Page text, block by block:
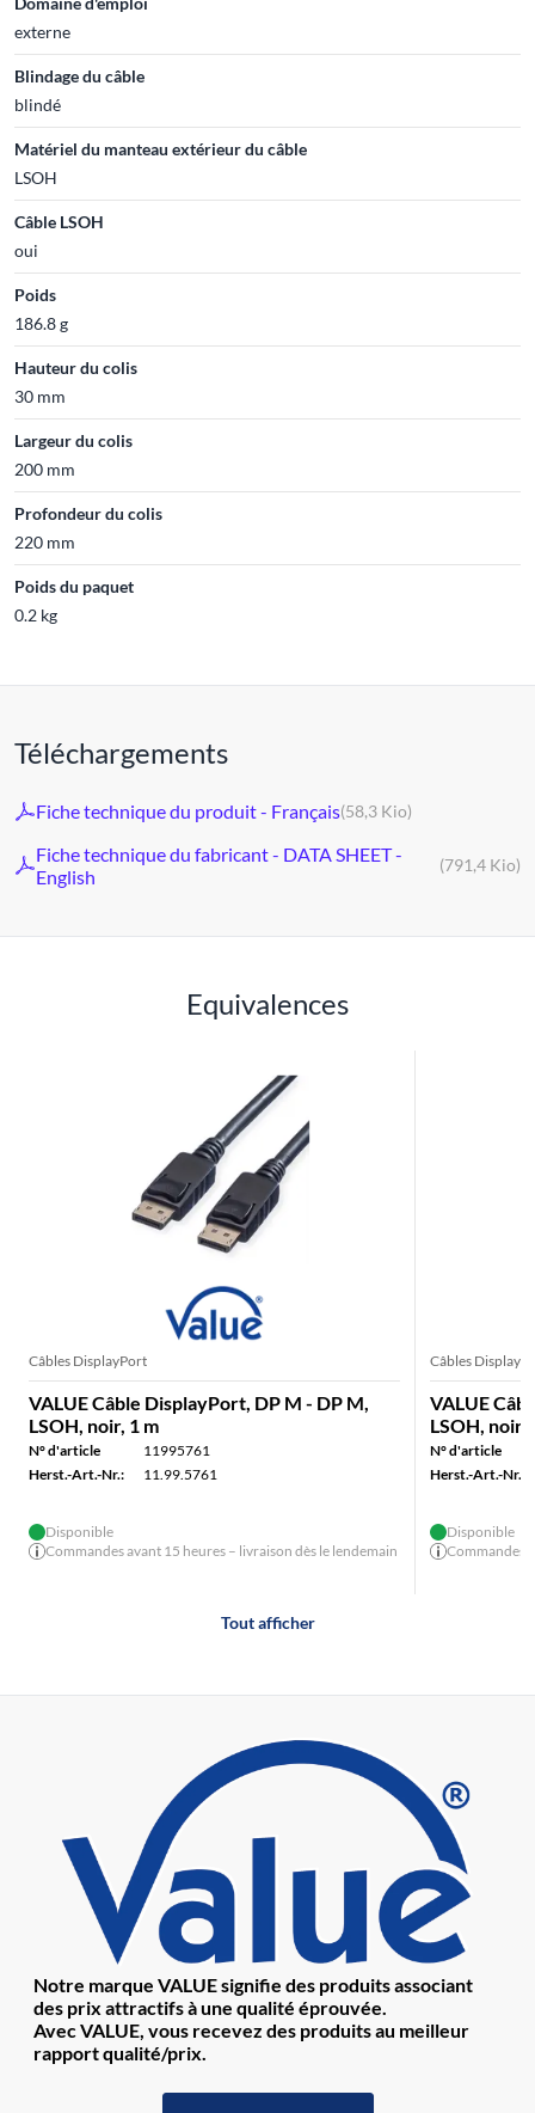
externe
Blindage du câble
blindé
Matériel du manteau extérieur du câble
LSOH
Câble LSOH
oui
Poids
186.8 g
Hauteur du colis
30 mm
Largeur du colis
200 mm
Profondeur du colis
220 mm
Poids du paquet
0.2 kg
Téléchargements
Fiche technique du produit - Français(58,3 Kio)
Fiche technique du fabricant - DATA SHEET -
English
(791,4 Kio)
Equivalences
Câbles DisplayPort
VALUE Câble DisplayPort, DP M - DP M,
LSOH, noir, 1 m
N° d'article
11995761
Herst.-Art.-Nr.:
11.99.5761
Disponible
Commandes avant 15 heures – livraison dès le lendemain
Câbles
VALUE
LSOH, noir,
N° d'article
Herst.-Art.-Nr.:
Disponible
Commandes
Tout afficher
Notre marque VALUE signifie des produits associant
des prix attractifs à une qualité éprouvée.
Avec VALUE, vous recevez des produits au meilleur
rapport qualité/prix.